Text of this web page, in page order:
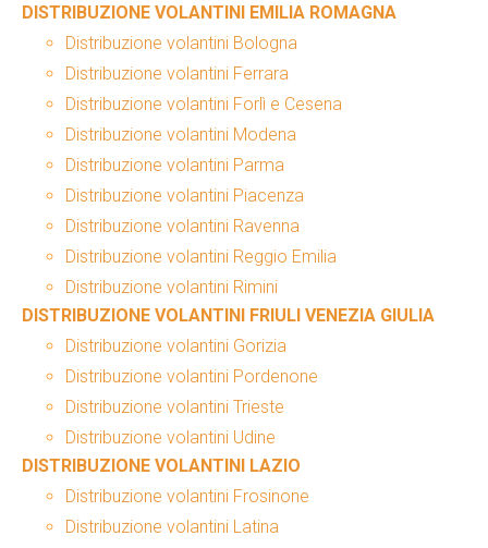
DISTRIBUZIONE VOLANTINI EMILIA ROMAGNA
Distribuzione volantini Bologna
Distribuzione volantini Ferrara
Distribuzione volantini Forlì e Cesena
Distribuzione volantini Modena
Distribuzione volantini Parma
Distribuzione volantini Piacenza
Distribuzione volantini Ravenna
Distribuzione volantini Reggio Emilia
Distribuzione volantini Rimini
DISTRIBUZIONE VOLANTINI FRIULI VENEZIA GIULIA
Distribuzione volantini Gorizia
Distribuzione volantini Pordenone
Distribuzione volantini Trieste
Distribuzione volantini Udine
DISTRIBUZIONE VOLANTINI LAZIO
Distribuzione volantini Frosinone
Distribuzione volantini Latina